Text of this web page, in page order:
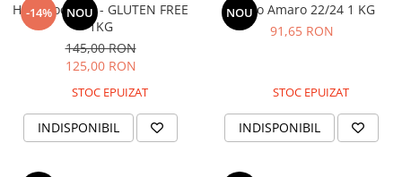
-14% NOU
Hot Chocolate - GLUTEN FREE
1KG
145,00 RON
125,00 RON
STOC EPUIZAT
INDISPONIBIL
NOU
Cacao Amaro 22/24 1 KG
91,65 RON
STOC EPUIZAT
INDISPONIBIL